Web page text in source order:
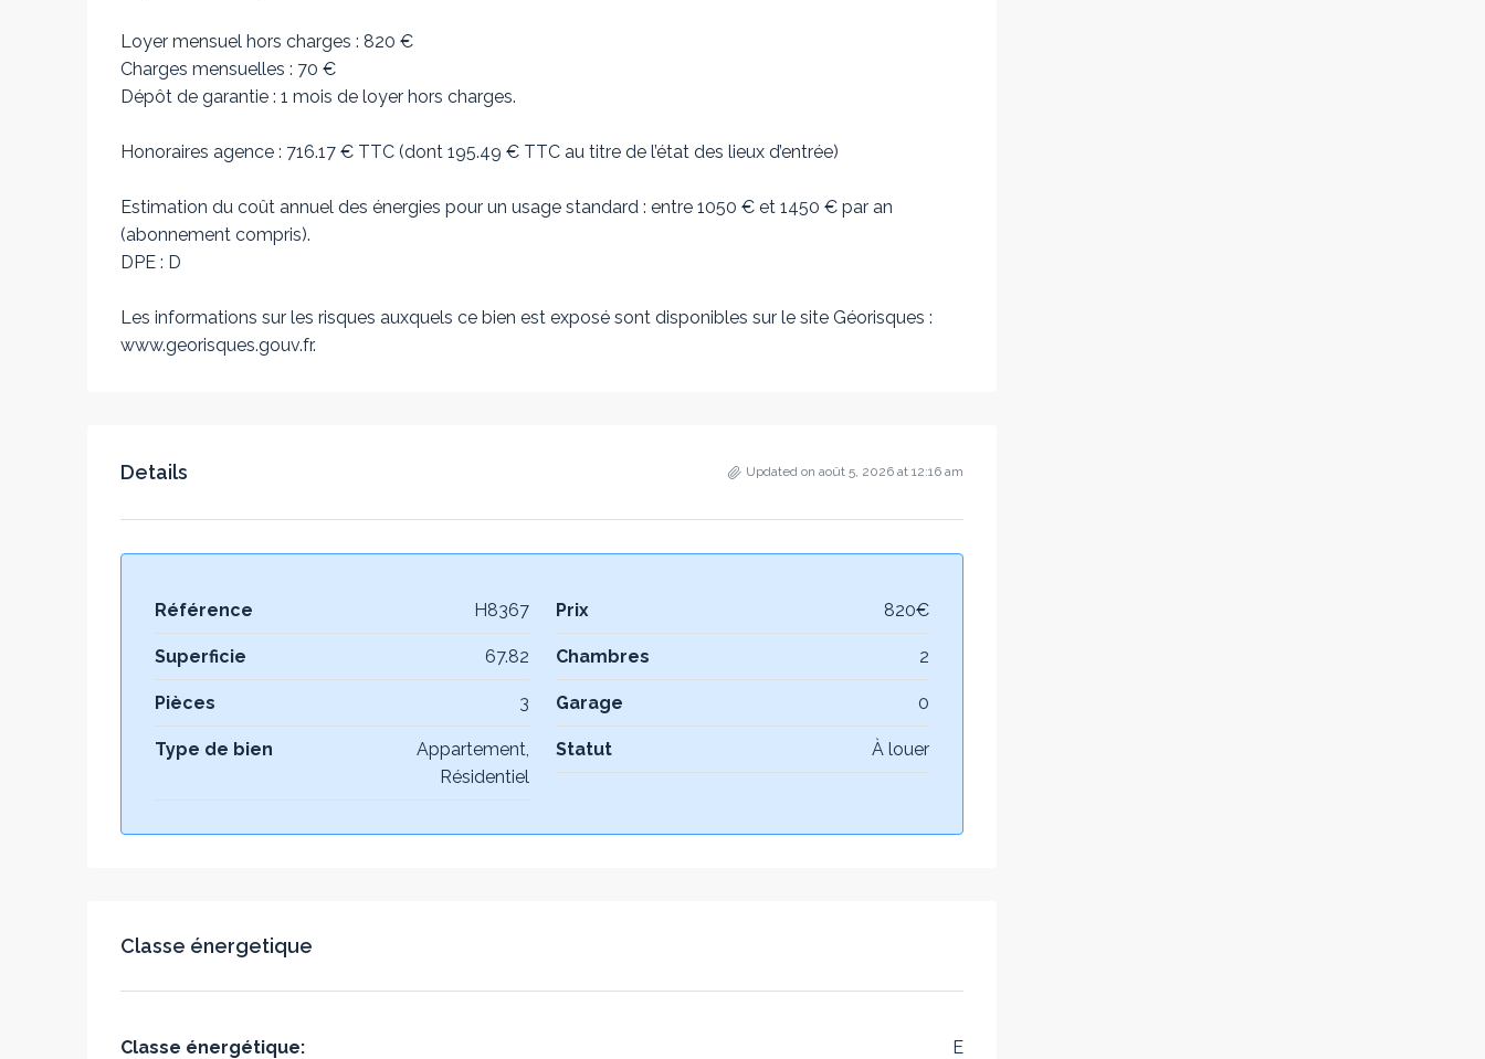
Loyer mensuel hors charges : 820 €
Charges mensuelles : 70 €
Dépôt de garantie : 1 mois de loyer hors charges.
Honoraires agence : 716.17 € TTC (dont 195.49 € TTC au titre de l’état des lieux d’entrée)
Estimation du coût annuel des énergies pour un usage standard : entre 1050 € et 1450 € par an
(abonnement compris).
DPE : D
Les informations sur les risques auxquels ce bien est exposé sont disponibles sur le site Géorisques :
www.georisques.gouv.fr.
Details Updated on août 5, 2026 at 12:16 am
Référence H8367 Prix 820€
Superficie 67.82 Chambres 2
Pièces 3 Garage 0
Type de bien
Appartement,
Résidentiel
Statut À louer
Classe énergetique
Classe énergétique: E